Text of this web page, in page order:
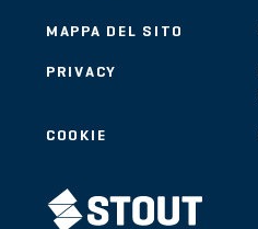
MAPPA DEL SITO
PRIVACY
COOKIE
STOUT LOGO